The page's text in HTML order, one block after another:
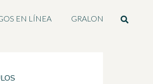
EN LÍNEA GRALON